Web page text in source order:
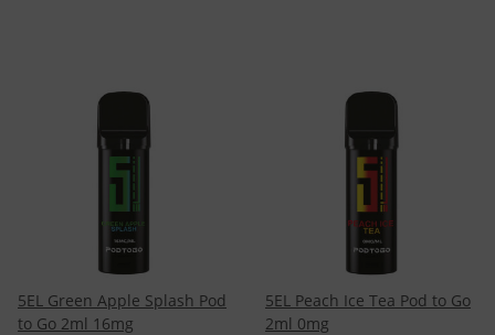
5EL Green Apple Splash Pod
to Go 2ml 16mg
5EL Peach Ice Tea Pod to Go
2ml 0mg